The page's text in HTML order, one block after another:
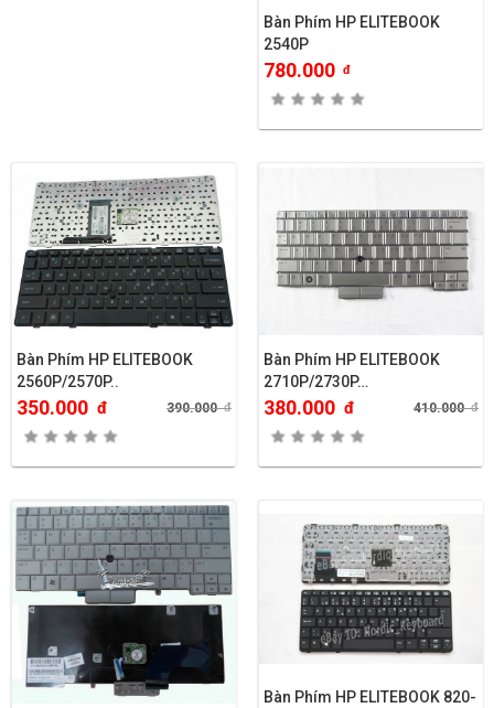
Bàn Phím HP ELITEBOOK
2540P
780.000 đ
Bàn Phím HP ELITEBOOK
2560P/2570P..
350.000 đ 390.000đ
Bàn Phím HP ELITEBOOK
2710P/2730P…
380.000 đ 410.000đ
Bàn Phím HP ELITEBOOK 820-